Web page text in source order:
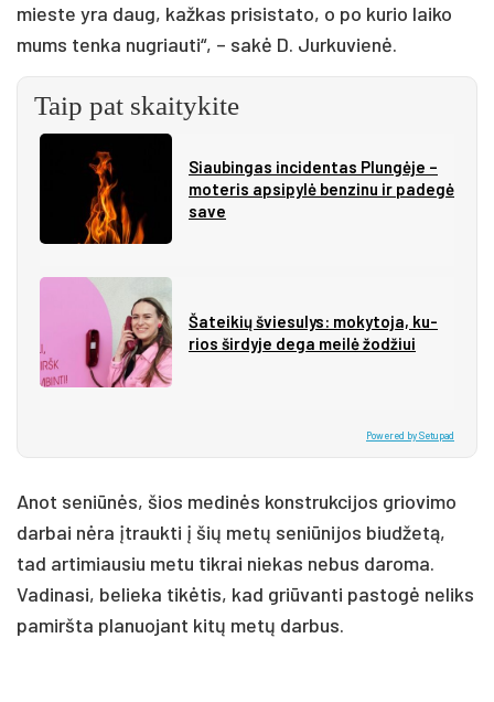
mieste yra daug, kažkas prisistato, o po kurio laiko
mums tenka nugriauti“, – sakė D. Jurkuvienė.
Taip pat skaitykite
Siau­bin­gas in­ci­den­tas Plun­gė­je –
mo­te­ris ap­si­py­lė ben­zi­nu ir pa­de­gė
sa­ve
Ša­tei­kių švie­su­lys: mo­ky­to­ja, ku­
rios šir­dy­je de­ga mei­lė žo­džiui
Powered by Setupad
Anot seniūnės, šios medinės konstrukcijos griovimo
darbai nėra įtraukti į šių metų seniūnijos biudžetą,
tad artimiausiu metu tikrai niekas nebus daroma.
Vadinasi, belieka tikėtis, kad griūvanti pastogė neliks
pamiršta planuojant kitų metų darbus.